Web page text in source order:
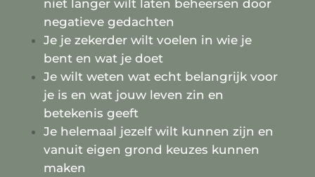
niet langer wilt laten beheersen door
negatieve gedachten
Je je zekerder wilt voelen in wie je
bent en wat je doet
Je wilt weten wat echt belangrijk voor
je is en wat jouw leven zin en
betekenis geeft
Je helemaal jezelf wilt kunnen zijn en
vanuit eigen grond keuzes kunnen
maken